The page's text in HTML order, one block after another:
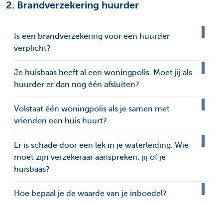
2. Brandverzekering huurder
Is een brandverzekering voor een huurder
verplicht?
Je huisbaas heeft al een woningpolis. Moet jij als
huurder er dan nog één afsluiten?
Volstaat één woningpolis als je samen met
vrienden een huis huurt?
Er is schade door een lek in je waterleiding. Wie
moet zijn verzekeraar aanspreken: jij of je
huisbaas?
Hoe bepaal je de waarde van je inboedel?